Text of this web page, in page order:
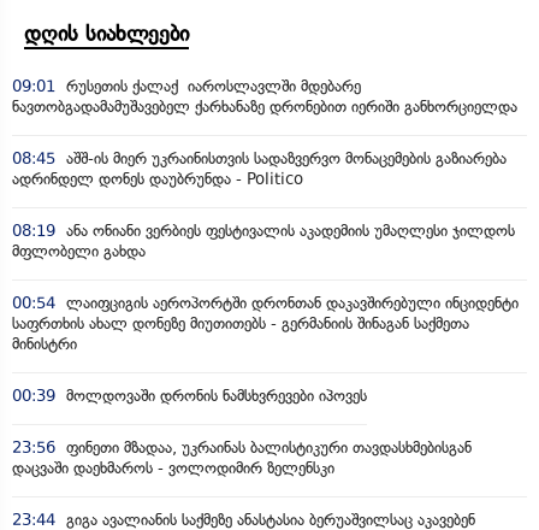
დღის სიახლეები
09:01 რუსეთის ქალაქ იაროსლავლში მდებარე
ნავთობგადამამუშავებელ ქარხანაზე დრონებით იერიში განხორციელდა
08:45 აშშ-ის მიერ უკრაინისთვის სადაზვერვო მონაცემების გაზიარება
ადრინდელ დონეს დაუბრუნდა - Politico
08:19 ანა ონიანი ვერბიეს ფესტივალის აკადემიის უმაღლესი ჯილდოს
მფლობელი გახდა
00:54 ლაიფციგის აეროპორტში დრონთან დაკავშირებული ინციდენტი
საფრთხის ახალ დონეზე მიუთითებს - გერმანიის შინაგან საქმეთა
მინისტრი
00:39 მოლდოვაში დრონის ნამსხვრევები იპოვეს
23:56 ფინეთი მზადაა, უკრაინას ბალისტიკური თავდასხმებისგან
დაცვაში დაეხმაროს - ვოლოდიმირ ზელენსკი
23:44 გიგა ავალიანის საქმეზე ანასტასია ბერუაშვილსაც აკავებენ